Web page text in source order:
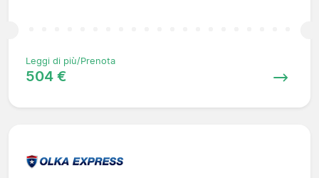
Leggi di più/Prenota
504 €